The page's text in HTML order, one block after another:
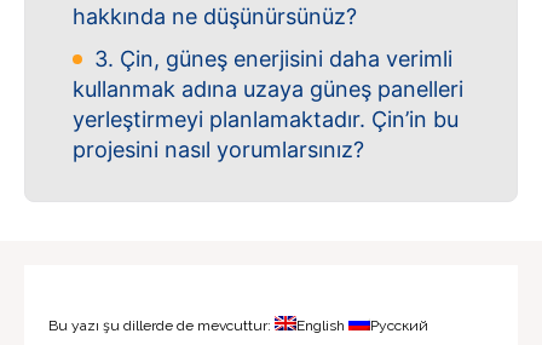
hakkında ne düşünürsünüz?
3. Çin, güneş enerjisini daha verimli
kullanmak adına uzaya güneş panelleri
yerleştirmeyi planlamaktadır. Çin’in bu
projesini nasıl yorumlarsınız?
Bu yazı şu dillerde de mevcuttur: English Русский